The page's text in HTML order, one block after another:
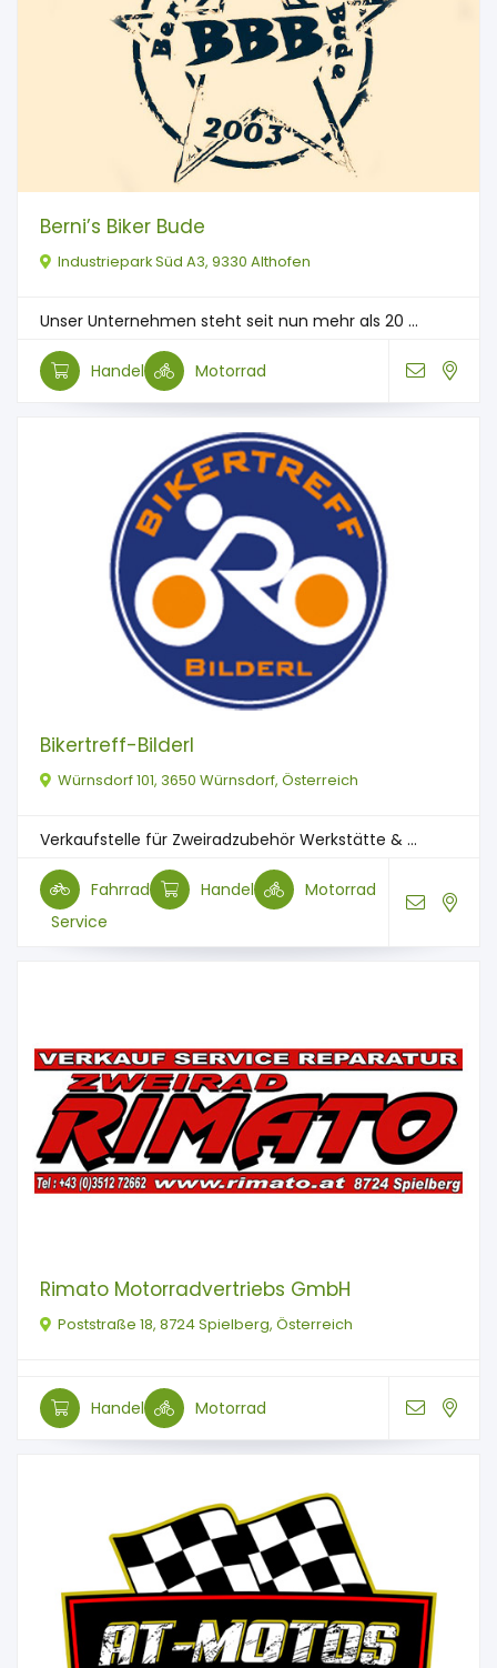
Berni’s Biker Bude
Industriepark Süd A3, 9330 Althofen
Unser Unternehmen steht seit nun mehr als 20 ...
Handel Motorrad
Bikertreff-Bilderl
Würnsdorf 101, 3650 Würnsdorf, Österreich
Verkaufstelle für Zweiradzubehör Werkstätte & ...
Fahrrad Handel
Motorrad
Service
Rimato Motorradvertriebs GmbH
Poststraße 18, 8724 Spielberg, Österreich
Handel Motorrad